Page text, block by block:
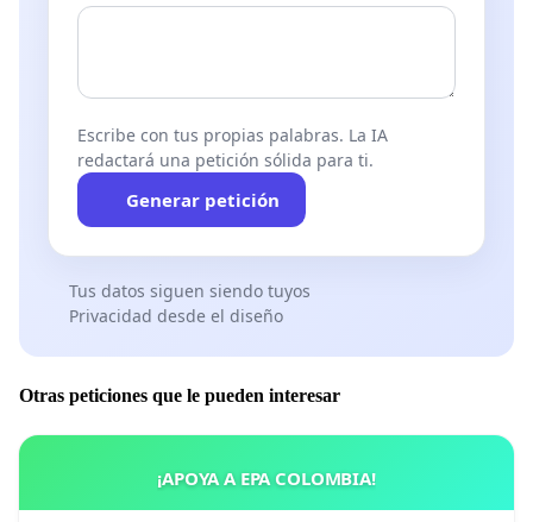
Escribe con tus propias palabras. La IA
redactará una petición sólida para ti.
Generar petición
Tus datos siguen siendo tuyos
Privacidad desde el diseño
Otras peticiones que le pueden interesar
¡APOYA A EPA COLOMBIA!